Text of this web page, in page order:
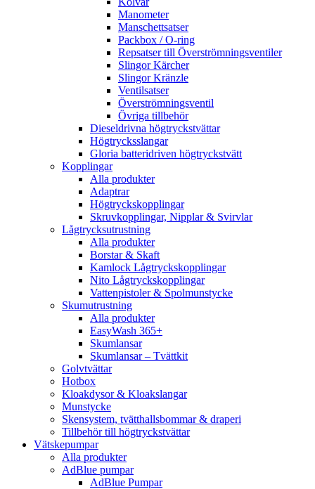
Manometer
Manschettsatser
Packbox / O-ring
Repsatser till Överströmningsventiler
Slingor Kärcher
Slingor Kränzle
Ventilsatser
Överströmningsventil
Övriga tillbehör
Dieseldrivna högtryckstvättar
Högtrycksslangar
Gloria batteridriven högtryckstvätt
Kopplingar
Alla produkter
Adaptrar
Högtryckskopplingar
Skruvkopplingar, Nipplar & Svirvlar
Lågtrycksutrustning
Alla produkter
Borstar & Skaft
Kamlock Lågtryckskopplingar
Nito Lågtryckskopplingar
Vattenpistoler & Spolmunstycke
Skumutrustning
Alla produkter
EasyWash 365+
Skumlansar
Skumlansar – Tvättkit
Golvtvättar
Hotbox
Kloakdysor & Kloakslangar
Munstycke
Skensystem, tvätthallsbommar & draperi
Tillbehör till högtryckstvättar
Vätskepumpar
Alla produkter
AdBlue pumpar
AdBlue Pumpar